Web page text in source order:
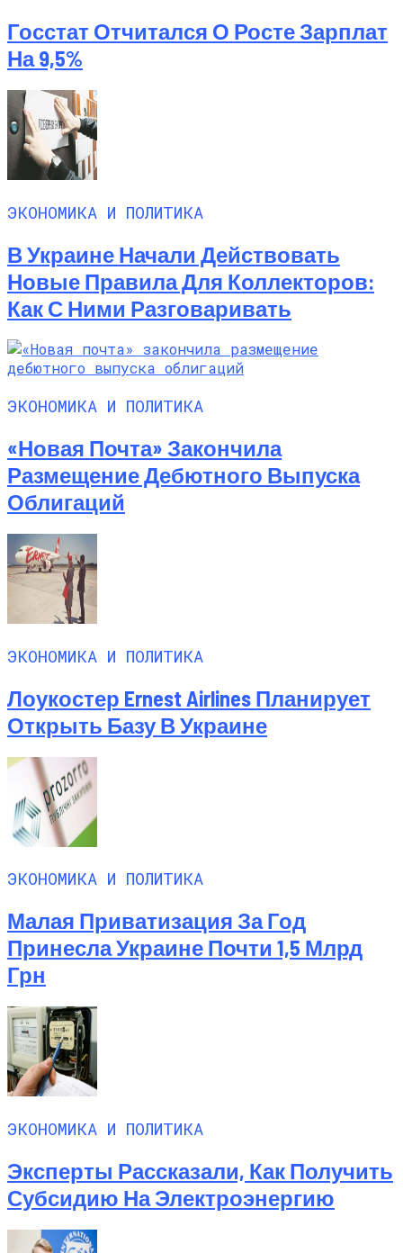
Госстат Отчитался О Росте Зарплат
На 9,5%
ЭКОНОМИКА И ПОЛИТИКА
В Украине Начали Действовать
Новые Правила Для Коллекторов:
Как С Ними Разговаривать
ЭКОНОМИКА И ПОЛИТИКА
«Новая Почта» Закончила
Размещение Дебютного Выпуска
Облигаций
ЭКОНОМИКА И ПОЛИТИКА
Лоукостер Ernest Airlines Планирует
Открыть Базу В Украине
ЭКОНОМИКА И ПОЛИТИКА
Малая Приватизация За Год
Принесла Украине Почти 1,5 Млрд
Грн
ЭКОНОМИКА И ПОЛИТИКА
Эксперты Рассказали, Как Получить
Субсидию На Электроэнергию